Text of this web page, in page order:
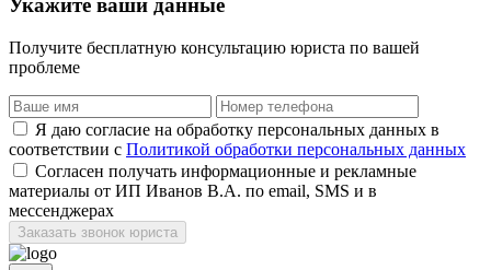
Укажите ваши данные
Получите бесплатную консультацию юриста по вашей
проблеме
Я даю согласие на обработку персональных данных в
соответствии с Политикой обработки персональных данных
Согласен получать информационные и рекламные
материалы от ИП Иванов В.А. по email, SMS и в
мессенджерах
Заказать звонок юриста